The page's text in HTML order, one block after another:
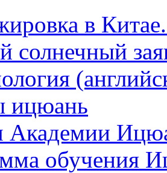
в
ицюань
Академии
обучения